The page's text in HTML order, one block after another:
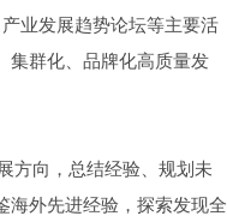
业发展趋势论坛等主要活
集群化、品牌化高质量发
方向，总结经验、规划未
海外先进经验，探索发现全